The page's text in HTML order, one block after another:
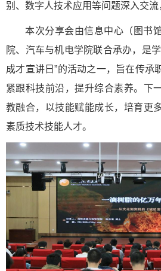
别、数字人技术应用等问题深入交流
本次分享会由信息中心（图书
院、汽车与机电学院联合承办，是
成才宣讲日”的活动之一，旨在传承
紧跟科技前沿，提升综合素养。下
教融合，以技能赋能成长，培育更
素质技术技能人才。